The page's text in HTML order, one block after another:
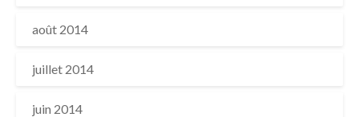
août 2014
juillet 2014
juin 2014